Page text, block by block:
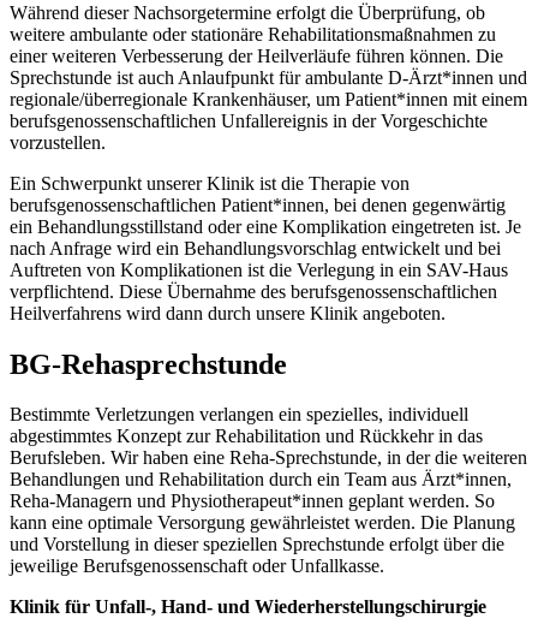
Während dieser Nachsorgetermine erfolgt die Überprüfung, ob
weitere ambulante oder stationäre Rehabilitationsmaßnahmen zu
einer weiteren Verbesserung der Heilverläufe führen können. Die
Sprechstunde ist auch Anlaufpunkt für ambulante D-Ärzt*innen und
regionale/überregionale Krankenhäuser, um Patient*innen mit einem
berufsgenossenschaftlichen Unfallereignis in der Vorgeschichte
vorzustellen.
Ein Schwerpunkt unserer Klinik ist die Therapie von
berufsgenossenschaftlichen Patient*innen, bei denen gegenwärtig
ein Behandlungsstillstand oder eine Komplikation eingetreten ist. Je
nach Anfrage wird ein Behandlungsvorschlag entwickelt und bei
Auftreten von Komplikationen ist die Verlegung in ein SAV-Haus
verpflichtend. Diese Übernahme des berufsgenossenschaftlichen
Heilverfahrens wird dann durch unsere Klinik angeboten.
BG-Rehasprechstunde
Bestimmte Verletzungen verlangen ein spezielles, individuell
abgestimmtes Konzept zur Rehabilitation und Rückkehr in das
Berufsleben. Wir haben eine Reha-Sprechstunde, in der die weiteren
Behandlungen und Rehabilitation durch ein Team aus Ärzt*innen,
Reha-Managern und Physiotherapeut*innen geplant werden. So
kann eine optimale Versorgung gewährleistet werden. Die Planung
und Vorstellung in dieser speziellen Sprechstunde erfolgt über die
jeweilige Berufsgenossenschaft oder Unfallkasse.
Klinik für Unfall-, Hand- und Wiederherstellungschirurgie